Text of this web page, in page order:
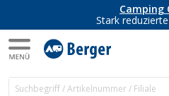
Camping
Stark